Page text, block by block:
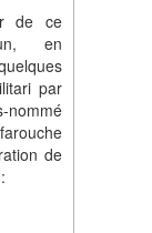
de ce
en
par
de